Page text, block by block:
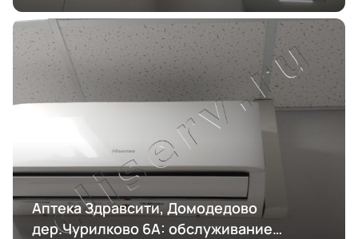
Аптека Здравсити, Домодедово
дер.Чурилково 6А: обслуживание